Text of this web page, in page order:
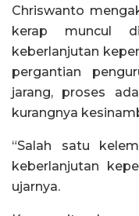
Chriswanto
kerap muncul
keberlanjutan
pergantian
jarang, proses
kurangnya
“Salah satu
keberlanjutan
ujarnya.